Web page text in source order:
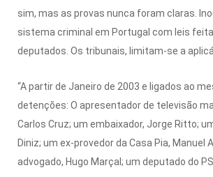
sim, mas as provas nunca foram claras.
sistema criminal em Portugal com leis
deputados. Os tribunais, limitam-se a
“A partir de Janeiro de 2003 e ligados ao
detenções: O apresentador de televisão
Carlos Cruz; um embaixador, Jorge Ritto;
Diniz; um ex-provedor da Casa Pia, Manuel
advogado, Hugo Marçal; um deputado do